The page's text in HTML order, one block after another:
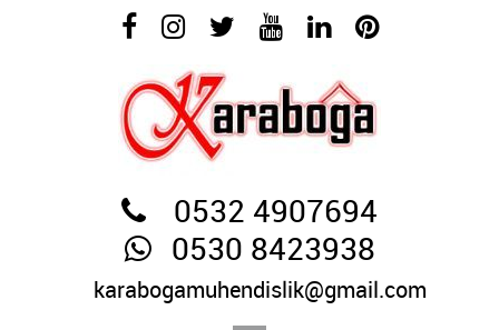
0532 4907694
0530 8423938
karabogamuhendislik@gmail.com